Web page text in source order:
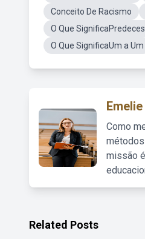
Conceito De Racismo
O Que
O Que SignificaUm a Um
Emelie
Como
missão
Related Posts